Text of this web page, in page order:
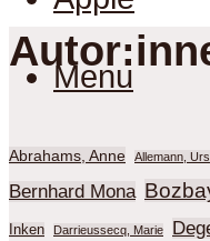
Menu
Abrahams, Anne Allemann, Urs
Bernhard Mona
Inken Darrieussecq, Marie